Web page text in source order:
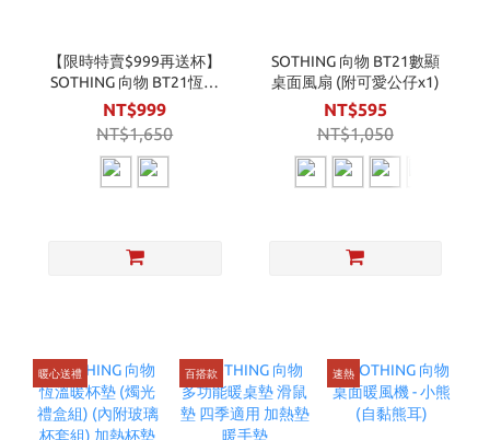
【限時特賣$999再送杯】
SOTHING 向物 BT21恆溫
暖杯墊 - 疊疊樂 (送BT21玻
璃馬克杯套組)
NT$999
NT$1,650
SOTHING 向物 BT21數顯
桌面風扇 (附可愛公仔x1)
NT$595
NT$1,050
暖心送禮 百搭款 速熱